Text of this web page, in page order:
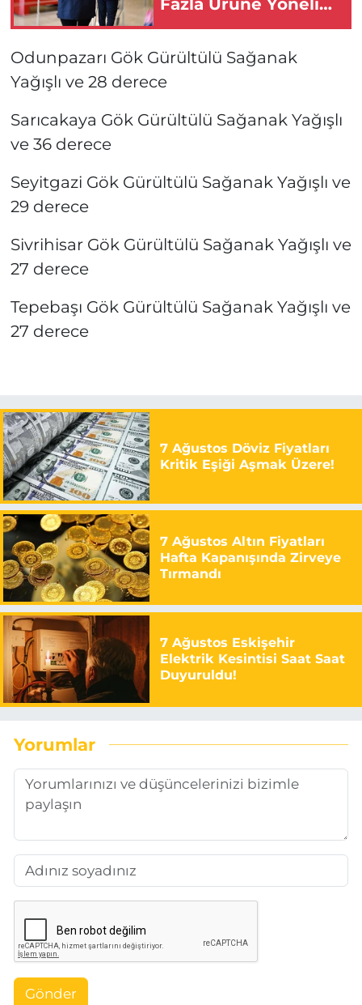
Fazla Ürüne Yönelik
Ekipler Harekete
Odunpazarı Gök Gürültülü Sağanak
Yağışlı ve 28 derece
Sarıcakaya Gök Gürültülü Sağanak Yağışlı
ve 36 derece
Seyitgazi Gök Gürültülü Sağanak Yağışlı ve
29 derece
Sivrihisar Gök Gürültülü Sağanak Yağışlı ve
27 derece
Tepebaşı Gök Gürültülü Sağanak Yağışlı ve
27 derece
7 Ağustos Döviz Fiyatları
Kritik Eşiği Aşmak Üzere!
7 Ağustos Altın Fiyatları
Hafta Kapanışında Zirveye
Tırmandı
7 Ağustos Eskişehir
Elektrik Kesintisi Saat Saat
Duyuruldu!
Yorumlar
Gönder